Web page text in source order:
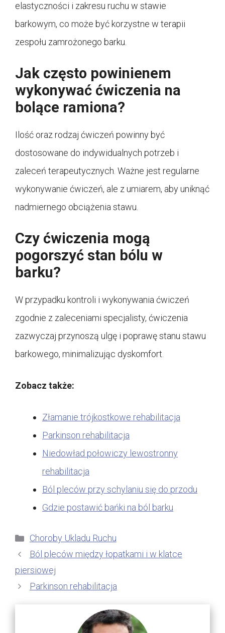
elastyczności i zakresu ruchu w stawie
barkowym, co może być korzystne w terapii
zespołu zamrożonego barku.
Jak często powinienem
wykonywać ćwiczenia na
bolące ramiona?
Ilość oraz rodzaj ćwiczeń powinny być
dostosowane do indywidualnych potrzeb i
zaleceń terapeutycznych. Ważne jest regularne
wykonywanie ćwiczeń, ale z umiarem, aby uniknąć
nadmiernego obciążenia stawu.
Czy ćwiczenia mogą
pogorszyć stan bólu w
barku?
W przypadku kontroli i wykonywania ćwiczeń
zgodnie z zaleceniami specjalisty, ćwiczenia
zazwyczaj przynoszą ulgę i poprawę stanu stawu
barkowego, minimalizując dyskomfort.
Zobacz także:
Złamanie trójkostkowe rehabilitacja
Parkinson rehabilitacja
Niedowład połowiczy lewostronny
rehabilitacja
Ból pleców przy schylaniu się do przodu
Gdzie postawić bańki na ból barku
Kategorie
Choroby Ukladu Ruchu
Ból pleców między łopatkami i w klatce
piersiowej
Parkinson rehabilitacja